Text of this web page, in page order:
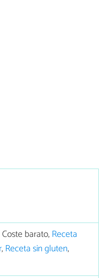
Coste barato,Receta
,Receta sin gluten,